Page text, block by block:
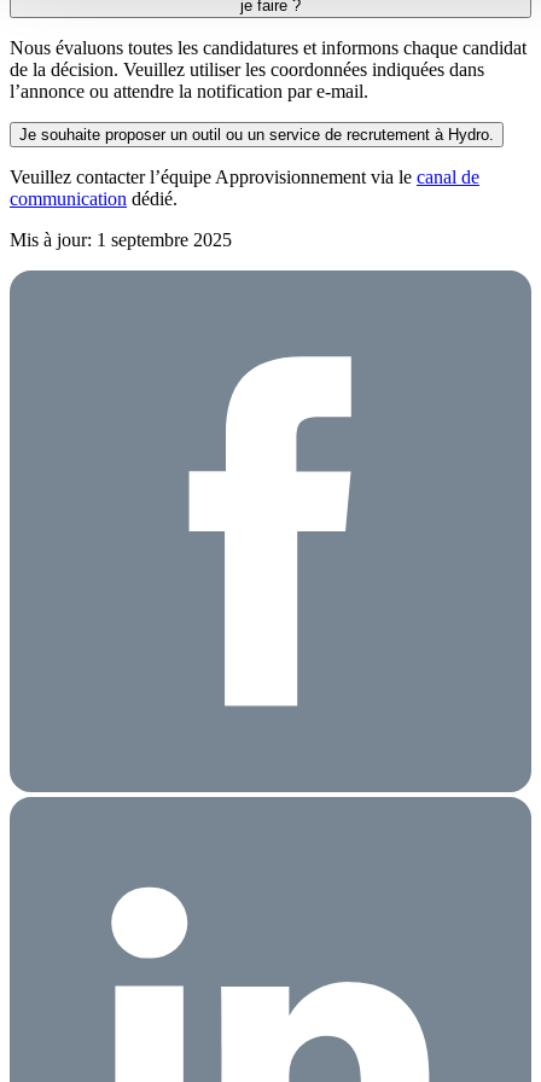
je faire ?
Nous évaluons toutes les candidatures et informons chaque candidat
de la décision. Veuillez utiliserles coordonnées indiquées dans
l’annonce ou attendre la notification par e-mail.
Je souhaite proposer un outil ou un service de recrutement à Hydro.
Veuillez contacter l’équipe Approvisionnement via le canal de
communication dédié.
Mis à jour: 1 septembre 2025